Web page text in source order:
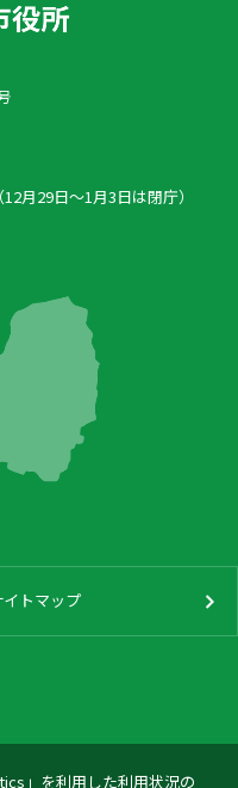
」を利用した利用状況の
月29日〜1月3日は閉庁）
イトマップ